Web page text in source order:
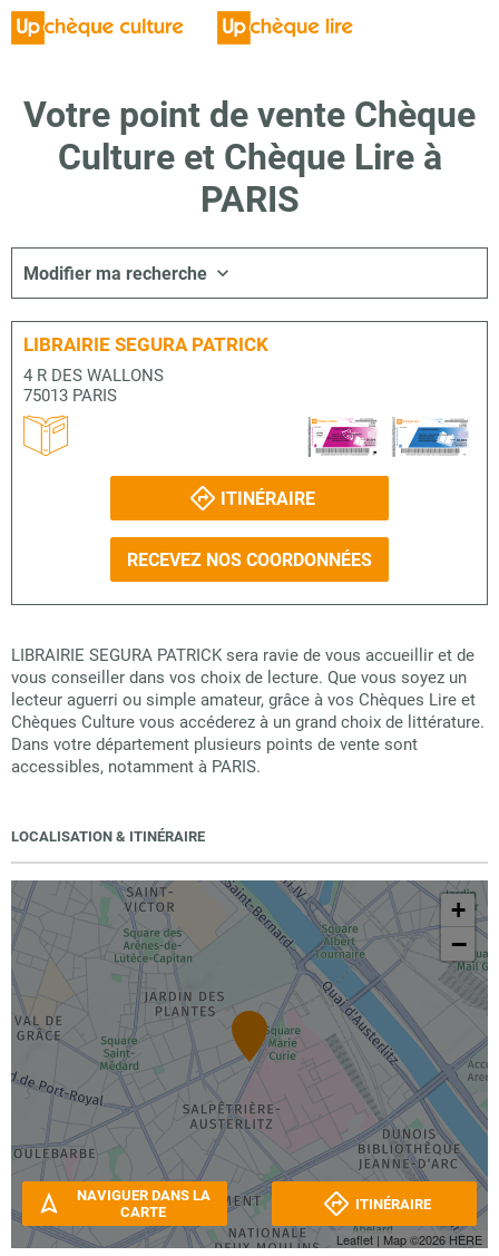
Votre point de vente Chèque
Culture et Chèque Lire à
PARIS
Modifier ma recherche
LIBRAIRIE SEGURA PATRICK
4 R DES WALLONS
75013 PARIS
ITINÉRAIRE
RECEVEZ NOS COORDONNÉES
LIBRAIRIE SEGURA PATRICK sera ravie de vous accueillir et de
vous conseiller dans vos choix de lecture. Que vous soyez un
lecteur aguerri ou simple amateur, grâce à vos Chèques Lire et
Chèques Culture vous accéderez à un grand choix de littérature.
Dans votre département plusieurs points de vente sont
accessibles, notamment à PARIS.
LOCALISATION & ITINÉRAIRE
+
−
Leaflet | Map ©2026 HERE
NAVIGUER DANS LA
CARTE
ITINÉRAIRE